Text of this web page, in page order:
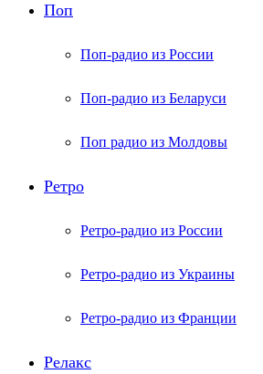
Поп
Поп-радио из России
Поп-радио из Беларуси
Поп радио из Молдовы
Ретро
Ретро-радио из России
Ретро-радио из Украины
Ретро-радио из Франции
Релакс